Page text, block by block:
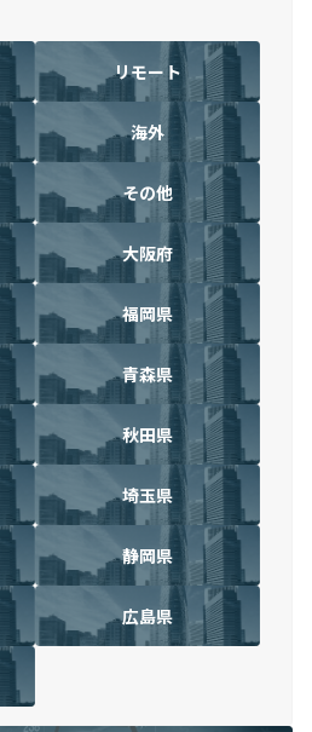
リモート
海外
その他
大阪府
福岡県
青森県
秋田県
埼玉県
静岡県
広島県